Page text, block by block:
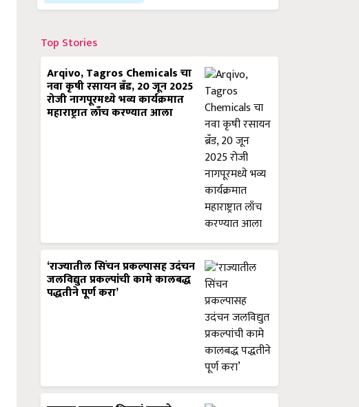
Top Stories
Arqivo, Tagros Chemicals चा
नवा कृषी रसायन ब्रँड, 20 जून 2025
रोजी नागपूरमध्ये भव्य कार्यक्रमात
महाराष्ट्रात लाँच करण्यात आला
‘राज्यातील सिंचन प्रकल्पासह उदंचन
जलविद्युत प्रकल्पांची कामे कालबद्ध
पद्धतीने पूर्ण करा’